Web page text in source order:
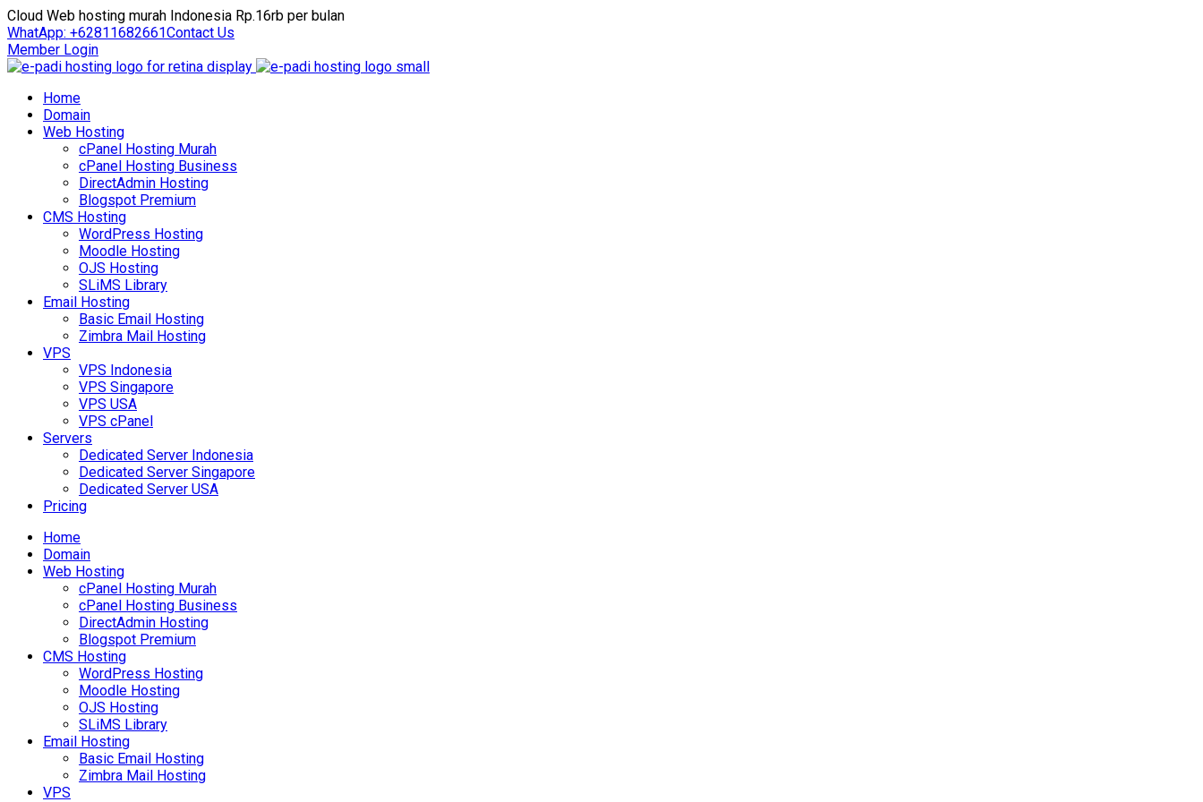
Cloud Web hosting murah Indonesia Rp.16rb per bulan
WhatApp: +62811682661Contact Us
Member Login
Home
Domain
Web Hosting
cPanel Hosting Murah
cPanel Hosting Business
DirectAdmin Hosting
Blogspot Premium
CMS Hosting
WordPress Hosting
Moodle Hosting
OJS Hosting
SLiMS Library
Email Hosting
Basic Email Hosting
Zimbra Mail Hosting
VPS
VPS Indonesia
VPS Singapore
VPS USA
VPS cPanel
Servers
Dedicated Server Indonesia
Dedicated Server Singapore
Dedicated Server USA
Pricing
Home
Domain
Web Hosting
cPanel Hosting Murah
cPanel Hosting Business
DirectAdmin Hosting
Blogspot Premium
CMS Hosting
WordPress Hosting
Moodle Hosting
OJS Hosting
SLiMS Library
Email Hosting
Basic Email Hosting
Zimbra Mail Hosting
VPS